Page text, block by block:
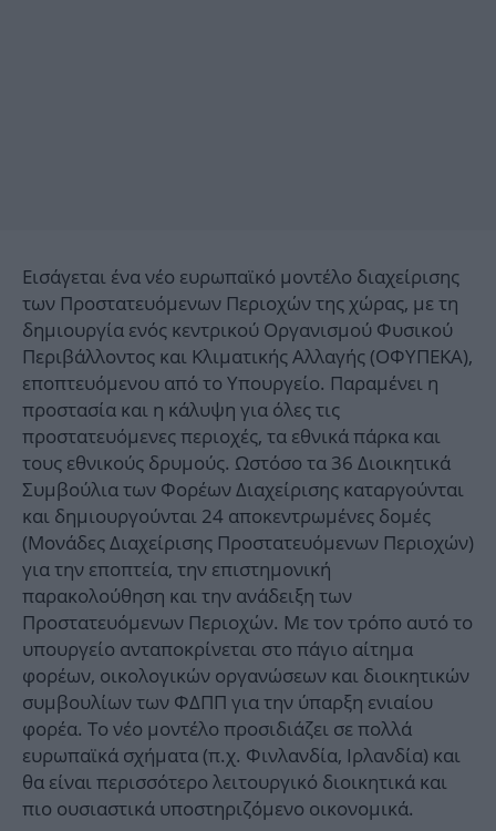
Εισάγεται ένα νέο ευρωπαϊκό μοντέλο διαχείρισης
των Προστατευόμενων Περιοχών της χώρας, με τη
δημιουργία ενός κεντρικού Οργανισμού Φυσικού
Περιβάλλοντος και Κλιματικής Αλλαγής (ΟΦΥΠΕΚΑ),
εποπτευόμενου από το Υπουργείο. Παραμένει η
προστασία και η κάλυψη για όλες τις
προστατευόμενες περιοχές, τα εθνικά πάρκα και
τους εθνικούς δρυμούς. Ωστόσο τα 36 Διοικητικά
Συμβούλια των Φορέων Διαχείρισης καταργούνται
και δημιουργούνται 24 αποκεντρωμένες δομές
(Μονάδες Διαχείρισης Προστατευόμενων Περιοχών)
για την εποπτεία, την επιστημονική
παρακολούθηση και την ανάδειξη των
Προστατευόμενων Περιοχών. Με τον τρόπο αυτό το
υπουργείο ανταποκρίνεται στο πάγιο αίτημα
φορέων, οικολογικών οργανώσεων και διοικητικών
συμβουλίων των ΦΔΠΠ για την ύπαρξη ενιαίου
φορέα. Το νέο μοντέλο προσιδιάζει σε πολλά
ευρωπαϊκά σχήματα (π.χ. Φινλανδία, Ιρλανδία) και
θα είναι περισσότερο λειτουργικό διοικητικά και
πιο ουσιαστικά υποστηριζόμενο οικονομικά.